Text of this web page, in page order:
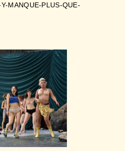
MANQUE-PLUS-QUE-